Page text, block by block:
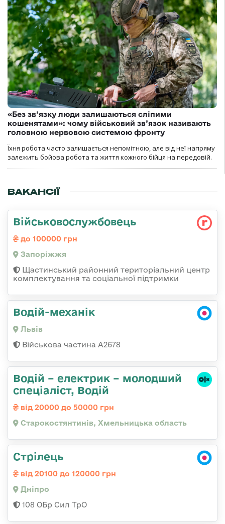
«Без зв’язку люди залишаються сліпими
кошенятами»: чому військовий зв’язок називають
головною нервовою системою фронту
Їхня робота часто залишається непомітною, але від неї напряму
залежить бойова робота та життя кожного бійця на передовій.
ВАКАНСІЇ
Військовослужбовець
до 100000 грн
Запоріжжя
Щастинський районний територіальний центр
комплектування та соціальної підтримки
Водій-механік
Львів
Військова частина А2678
Водій – електрик – молодший
спеціаліст, Водій
від 20000 до 50000 грн
Старокостянтинів, Хмельницька область
Стрілець
від 20100 до 120000 грн
Дніпро
108 ОБр Сил ТрО